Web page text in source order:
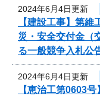
2024年6月4日更新
【建設工事】第
災・安全交付金
る一般競争入札公
2024年6月4日更新
【恵治工第0603